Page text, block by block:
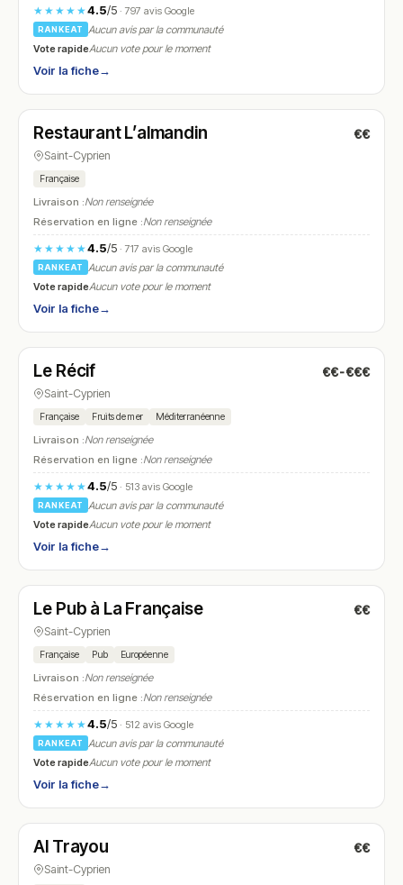
★★★★★4.5/5· 797 avis Google
RANKEAT
Aucun avis par la communauté
Vote rapideAucun vote pour le moment
Voir la fiche→
N° 24
Restaurant L’almandin €€
Saint-Cyprien
Française
Livraison :Non renseignée
Réservation en ligne :Non renseignée
★★★★★4.5/5· 717 avis Google
RANKEAT
Aucun avis par la communauté
Vote rapideAucun vote pour le moment
Voir la fiche→
N° 25
Le Récif €€-€€€
Saint-Cyprien
Française Fruits de mer Méditerranéenne
Livraison :Non renseignée
Réservation en ligne :Non renseignée
★★★★★4.5/5· 513 avis Google
RANKEAT
Aucun avis par la communauté
Vote rapideAucun vote pour le moment
Voir la fiche→
N° 26
Le Pub à La Française €€
Saint-Cyprien
Française Pub Européenne
Livraison :Non renseignée
Réservation en ligne :Non renseignée
★★★★★4.5/5· 512 avis Google
RANKEAT
Aucun avis par la communauté
Vote rapideAucun vote pour le moment
Voir la fiche→
N° 27
Al Trayou €€
Saint-Cyprien